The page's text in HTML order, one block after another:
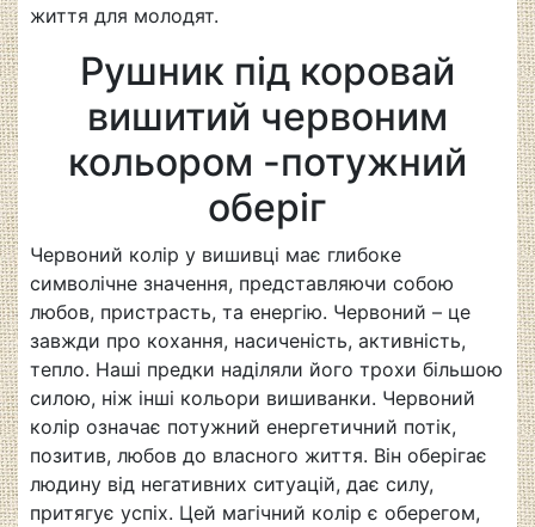
життя для молодят.
Рушник під коровай
вишитий червоним
кольором -потужний
оберіг
Червоний колір у вишивці має глибоке
символічне значення, представляючи собою
любов, пристрасть, та енергію. Червоний – це
завжди про кохання, насиченість, активність,
тепло. Наші предки наділяли його трохи більшою
силою, ніж інші кольори вишиванки. Червоний
колір означає потужний енергетичний потік,
позитив, любов до власного життя. Він оберігає
людину від негативних ситуацій, дає силу,
притягує успіх. Цей магічний колір є оберегом,